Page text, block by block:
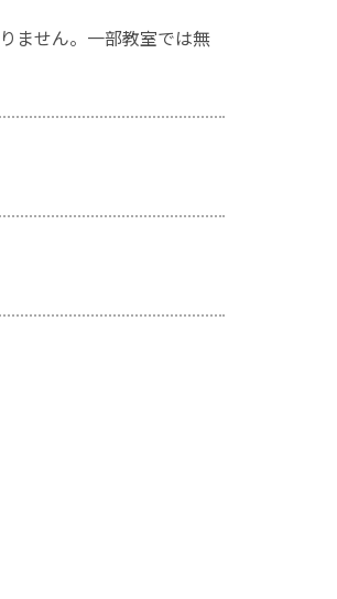
ません。一部教室では無